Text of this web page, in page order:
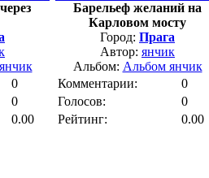
0
0
0.00
Барельеф желаний на
Карловом мосту
Город: Прага
Автор: янчик
Альбом: Альбом янчик
Комментарии:
0
Голосов:
0
Рейтинг:
0.00